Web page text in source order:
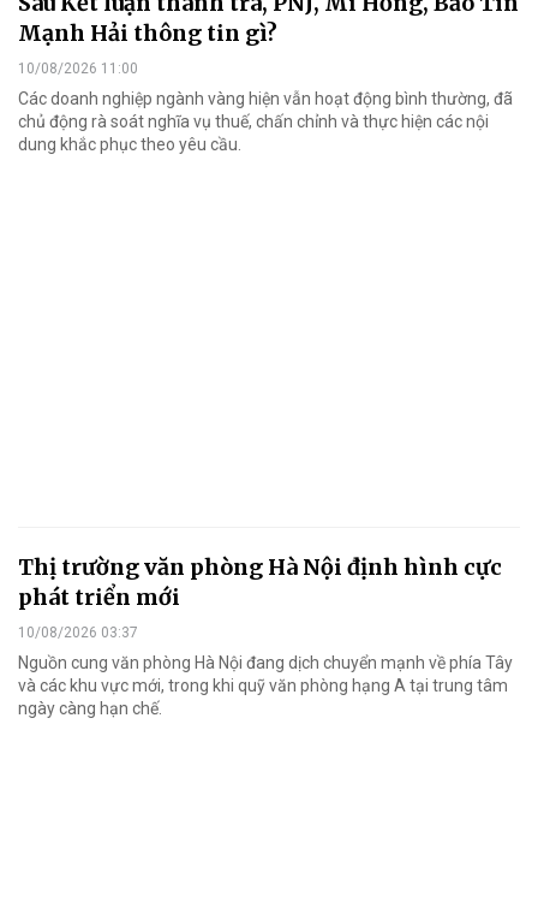
Mạnh Hải thông tin gì?
10/08/2026 11:00
Các doanh nghiệp ngành vàng hiện vẫn hoạt động bình thường, đã
chủ động rà soát nghĩa vụ thuế, chấn chỉnh và thực hiện các nội
dung khắc phục theo yêu cầu.
Thị trường văn phòng Hà Nội định hình cực
phát triển mới
10/08/2026 03:37
Nguồn cung văn phòng Hà Nội đang dịch chuyển mạnh về phía Tây
và các khu vực mới, trong khi quỹ văn phòng hạng A tại trung tâm
ngày càng hạn chế.